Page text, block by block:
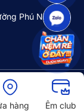
hàng Êm club
Phú Nhuận,
nghiệp 0107968516
18/8/2017